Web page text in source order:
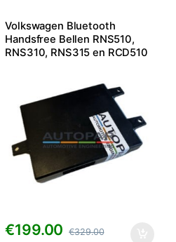
Volkswagen Bluetooth
Handsfree Bellen RNS510,
RNS310, RNS315 en RCD510
€199.00 €329.00